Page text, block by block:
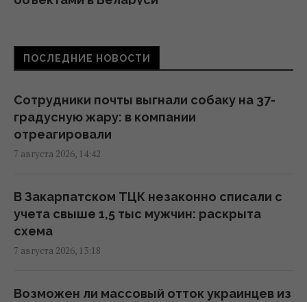
Жирная цель: в Крыму уничтожен
11:00 пятница, 07 августа 2026
Адвокат поставил под сомнение
беспристрастность антикоррупционной
10:59 пятница, 07 августа 2026
Угроза – баллистика: можно ли уничтожить
пусковые установки россиян
ПОСЛЕДНИЕ НОВОСТИ
Сотрудники почты выгнали собаку на 37-
градусную жару: в компании
отреагировали
7 августа 2026, 14:42
В Закарпатском ТЦК незаконно списали с
учета свыше 1,5 тыс мужчин: раскрыта
схема
7 августа 2026, 13:18
Возможен ли массовый отток украинцев из